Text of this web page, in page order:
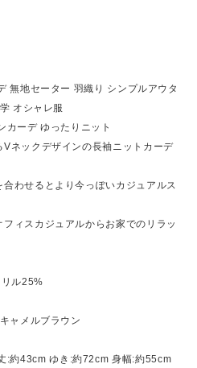
無地セーター 羽織り シンプルアウタ
オシャレ服
カーデ ゆったりニット
ネックデザインの長袖ニットカーデ
わせるとより今っぽいカジュアルス
ィスカジュアルからお家でのリラッ
ル25%
ャメルブラウン
:約43cm ゆき:約72cm 身幅:約55cm